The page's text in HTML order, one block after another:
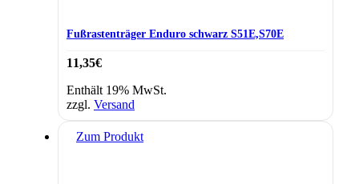
Fußrastenträger Enduro schwarz S51E,S70E
11,35€
Enthält 19% MwSt.
zzgl. Versand
Zum Produkt